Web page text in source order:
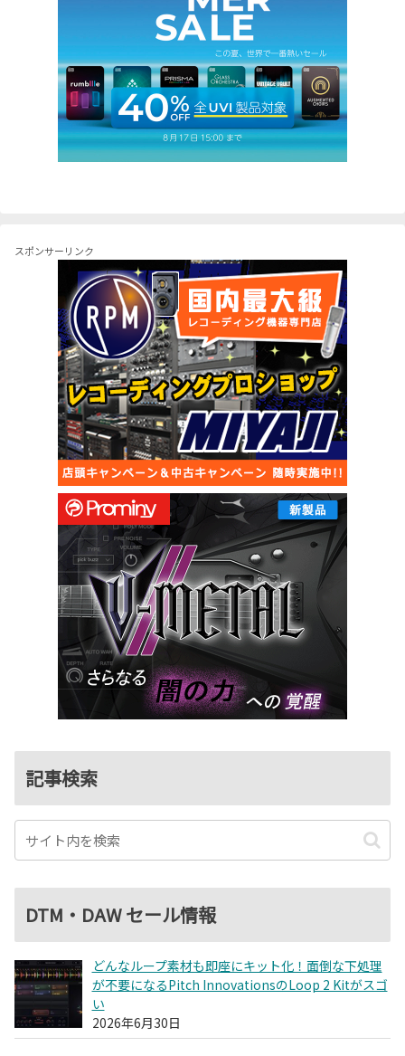
スポンサーリンク
記事検索
DTM・DAW セール情報
どんなループ素材も即座にキット化！面倒な下処理
が不要になるPitch InnovationsのLoop 2 Kitがスゴ
い
2026年6月30日